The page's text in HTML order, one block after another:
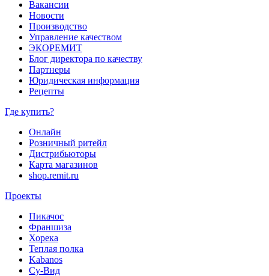
Вакансии
Новости
Производство
Управление качеством
ЭКОРЕМИТ
Блог директора по качеству
Партнеры
Юридическая информация
Рецепты
Где купить?
Онлайн
Розничный ритейл
Дистрибьюторы
Карта магазинов
shop.remit.ru
Проекты
Пикачос
Франшиза
Хорека
Теплая полка
Kabanos
Су-Вид